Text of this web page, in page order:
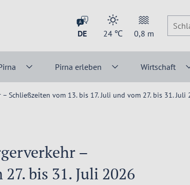
DE 24 ℃ 0,8 m
Pirna erleben Wirtschaft
Schließzeiten vom 13. bis 17. Juli und vom 27. bis 31. Juli
–
bis 31. Juli 2026